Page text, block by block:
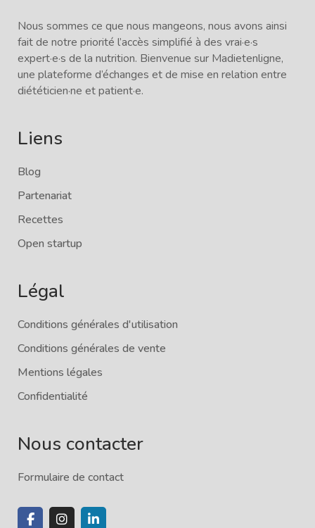
Nous sommes ce que nous mangeons, nous avons ainsi
fait de notre priorité l’accès simplifié à des vrai·e·s
expert·e·s de la nutrition. Bienvenue sur Madietenligne,
une plateforme d’échanges et de mise en relation entre
diététicien·ne et patient·e.
Liens
Blog
Partenariat
Recettes
Open startup
Légal
Conditions générales d'utilisation
Conditions générales de vente
Mentions légales
Confidentialité
Nous contacter
Formulaire de contact